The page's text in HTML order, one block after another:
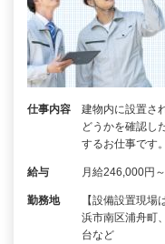
仕事内容
建物内に設置さ
どうかを確認し
するお仕事です
給与 月給246,000円
勤務地
【設備設置現
浜市南区浦舟町
台など